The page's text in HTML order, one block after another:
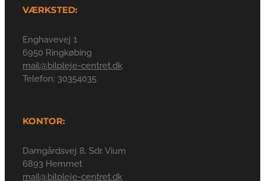
VÆRKSTED:
Enghavevej 1
6950 Ringkøbing
mail@bilpleje-centret.dk
Telefon: 30354035
KONTOR:
Damgårdsvej 8, Sdr. Vium
6893 Hemmet
mail@bilpleje-centret.dk